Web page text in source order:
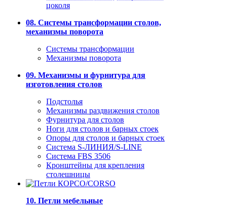
цоколя
08. Системы трансформации столов,
механизмы поворота
Системы трансформации
Механизмы поворота
09. Механизмы и фурнитура для
изготовления столов
Подстолья
Механизмы раздвижения столов
Фурнитура для столов
Ноги для столов и барных стоек
Опоры для столов и барных стоек
Система S-ЛИНИЯ/S-LINE
Система FBS 3506
Кронштейны для крепления
столешницы
10. Петли мебельные